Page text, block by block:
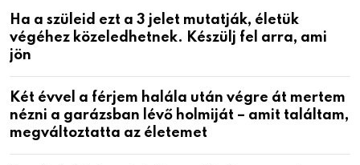
Ha a szüleid ezt a 3 jelet mutatják, életük
végéhez közeledhetnek. Készülj fel arra, ami
jön
Két évvel a férjem halála után végre át mertem
nézni a garázsban lévő holmiját – amit találtam,
megváltoztatta az életemet